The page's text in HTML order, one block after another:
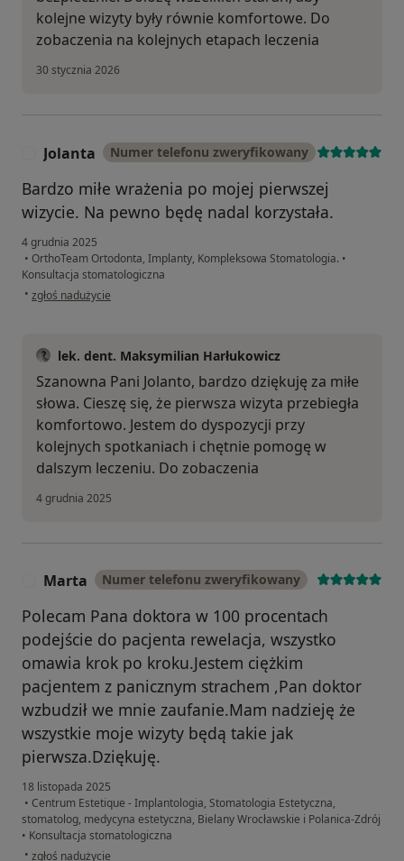
kolejne wizyty były równie komfortowe. Do
zobaczenia na kolejnych etapach leczenia
30 stycznia 2026
Jolanta Numer telefonu zweryfikowany
Bardzo miłe wrażenia po mojej pierwszej
wizycie. Na pewno będę nadal korzystała.
4 grudnia 2025
• OrthoTeam Ortodonta, Implanty, Kompleksowa Stomatologia. •
Konsultacja stomatologiczna
• w opinii użytkownika Jolanta
zgłoś nadużycie
lek. dent. Maksymilian Harłukowicz
Szanowna Pani Jolanto, bardzo dziękuję za miłe
słowa. Cieszę się, że pierwsza wizyta przebiegła
komfortowo. Jestem do dyspozycji przy
kolejnych spotkaniach i chętnie pomogę w
dalszym leczeniu. Do zobaczenia
4 grudnia 2025
Marta Numer telefonu zweryfikowany
Polecam Pana doktora w 100 procentach
podejście do pacjenta rewelacja, wszystko
omawia krok po kroku.Jestem ciężkim
pacjentem z panicznym strachem ,Pan doktor
wzbudził we mnie zaufanie.Mam nadzieję że
wszystkie moje wizyty będą takie jak
pierwsza.Dziękuję.
18 listopada 2025
• Centrum Estetique - Implantologia, Stomatologia Estetyczna,
stomatolog, medycyna estetyczna, Bielany Wrocławskie i Polanica-Zdrój
• Konsultacja stomatologiczna
• w opinii użytkownika Marta
zgłoś nadużycie